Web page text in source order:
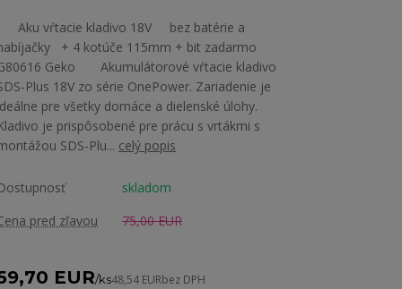
vŕtacie kladivo 18V bez batérie a
+ 4 kotúče 115mm + bit zadarmo
Geko Akumulátorové vŕtacie kladivo
Plus 18V zo série OnePower. Zariadenie je
pre všetky domáce a dielenské úlohy.
je prispôsobené pre prácu s vrtákmi s
SDS-Plu... celý popis
skladom
pred zľavou
75,00 EUR
EUR/ks48,54 EURbez DPH